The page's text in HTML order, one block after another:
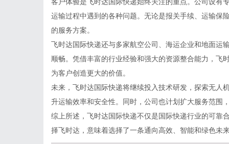
运输过程中遇到的各种问题。无论是报关手续、运输保
的服务方案。
飞时达国际快递还与多家航空公司、海运企业和地面运
顺畅。凭借丰富的行业经验和强大的资源整合能力，飞
为客户创造更大的价值。
未来，飞时达国际快递将继续投入技术研发，探索无人
升运输效率和安全性。同时，公司也计划扩大服务范围
综上所述，飞时达国际快递不仅是国际快递行业的可靠
择飞时达，意味着选择了一条通向高效、智能和绿色未